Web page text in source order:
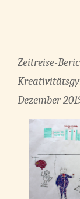
Zeitreise-
Dezember